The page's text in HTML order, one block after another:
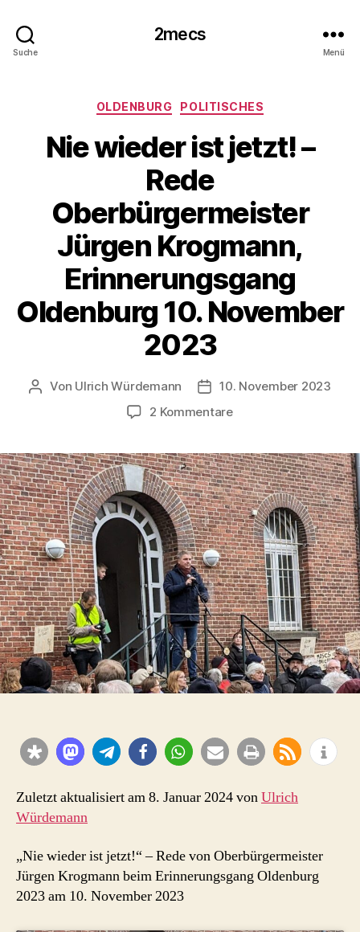
Suche
2mecs
Menü
Kategorien
OLDENBURG POLITISCHES
Nie wieder ist jetzt! –
Rede
Oberbürgermeister
Jürgen Krogmann,
Erinnerungsgang
Oldenburg 10. November
2023
Beitragsautor
Von Ulrich Würdemann Beitragsdatum
10. November 2023
2 Kommentarezu
ist
jetzt!
–
Rede
Oberbürgermeister
Jürgen
Krogmann,
Erinnerungsgang
Oldenburg
10.
November
2023
Zuletzt aktualisiert am 8. Januar 2024 vonUlrich
Würdemann
„Nie wieder ist jetzt!“ – Rede von Oberbürgermeister
Jürgen Krogmann beim Erinnerungsgang Oldenburg
2023 am 10. November 2023